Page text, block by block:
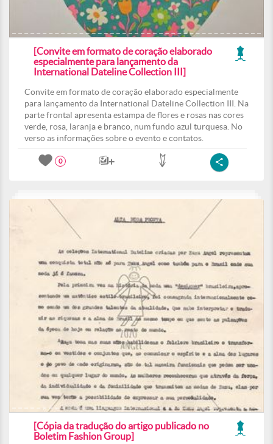
[Convite em formato de coração elaborado
especialmente para lançamento da
International Dateline Collection III]
Convite em formato de coração elaborado especialmente
para lançamento da International Dateline Collection III. Na
parte frontal apresenta estampa de flores e rosas nas cores
verde, rosa, laranja e branco, num fundo azul turquesa. No
verso as informações sobre o evento e contatos.
0
[Cópia da tradução do artigo publicado no
Boletim Fashion Group]